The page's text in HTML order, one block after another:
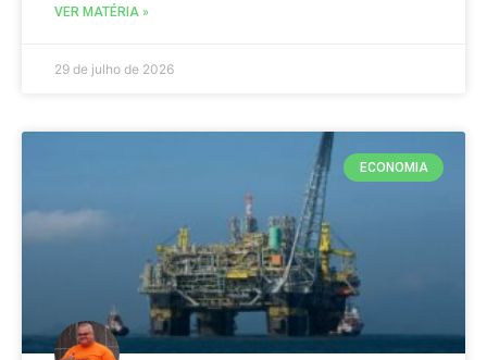
VER MATÉRIA »
29 de julho de 2026
ECONOMIA